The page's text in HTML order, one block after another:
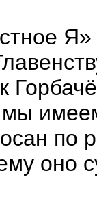
Я»
по
оно